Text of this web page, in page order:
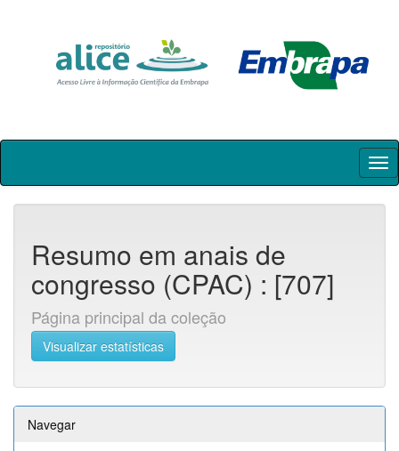
Skip
Resumo em anais de
congresso (CPAC) : [707]
Página principal da coleção
Visualizar estatísticas
Navegar